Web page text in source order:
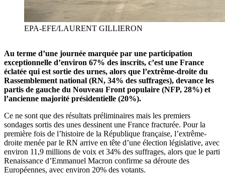
EPA-EFE/LAURENT GILLIERON
Au terme d’une journée marquée par une participation
exceptionnelle d’environ 67% des inscrits, c’est une France
éclatée qui est sortie des urnes, alors que l’extrême-droite du
Rassemblement national (RN, 34% des suffrages), devance les
partis de gauche du Nouveau Front populaire (NFP, 28%) et
l’ancienne majorité présidentielle (20%).
Ce ne sont que des résultats préliminaires mais les premiers
sondages sortis des unes dessinent une France fracturée. Pour la
première fois de l’histoire de la République française, l’extrême-
droite menée par le RN arrive en tête d’une élection législative, avec
environ 11,9 millions de voix et 34% des suffrages, alors que le parti
Renaissance d’Emmanuel Macron confirme sa déroute des
Européennes, avec environ 20% des votants.